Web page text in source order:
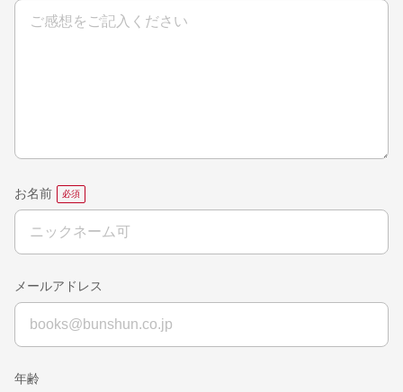
お名前
メールアドレス
年齢